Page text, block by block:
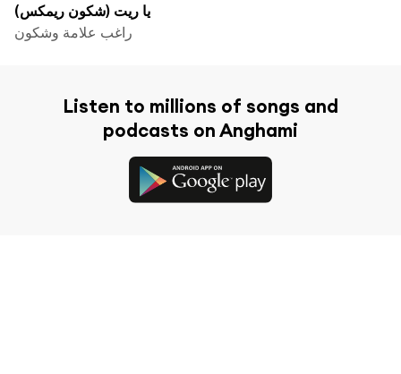
يا ريت (شكون ريمكس)
راغب علامة وشكون
Listen to millions of songs and
podcasts on Anghami